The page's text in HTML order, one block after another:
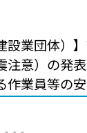
設業団体）
注意）の発
作業員等の